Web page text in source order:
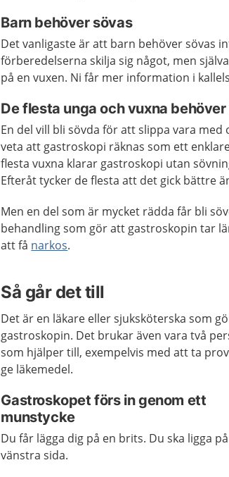
Barn behöver sövas
Det vanligaste är att barn behöver sövas
förberedelserna skilja sig något, men
på en vuxen. Ni får mer information i
De flesta unga och vuxna
En del vill bli sövda för att slippa vara
veta att gastroskopi räknas som ett
flesta vuxna klarar gastroskopi utan
Efteråt tycker de flesta att det gick bättre
Men en del som är mycket rädda får bli
behandling som gör att gastroskopin tar
att få narkos.
Så går det till
Det är en läkare eller sjuksköterska som
gastroskopin. Det brukar även vara två
som hjälper till, exempelvis med att ta
ge läkemedel.
Gastroskopet förs in genom ett
munstycke
Du får lägga dig på en brits. Du ska ligga
vänstra sida.